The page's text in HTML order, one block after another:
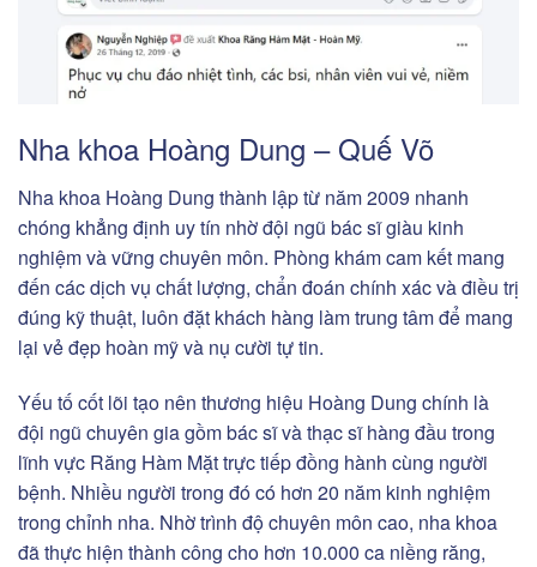
Nha khoa Hoàng Dung – Quế Võ
Nha khoa Hoàng Dung thành lập từ năm 2009 nhanh
chóng khẳng định uy tín nhờ đội ngũ bác sĩ giàu kinh
nghiệm và vững chuyên môn. Phòng khám cam kết mang
đến các dịch vụ chất lượng, chẩn đoán chính xác và điều trị
đúng kỹ thuật, luôn đặt khách hàng làm trung tâm để mang
lại vẻ đẹp hoàn mỹ và nụ cười tự tin.
Yếu tố cốt lõi tạo nên thương hiệu Hoàng Dung chính là
đội ngũ chuyên gia gồm bác sĩ và thạc sĩ hàng đầu trong
lĩnh vực Răng Hàm Mặt trực tiếp đồng hành cùng người
bệnh. Nhiều người trong đó có hơn 20 năm kinh nghiệm
trong chỉnh nha. Nhờ trình độ chuyên môn cao, nha khoa
đã thực hiện thành công cho hơn 10.000 ca niềng răng,